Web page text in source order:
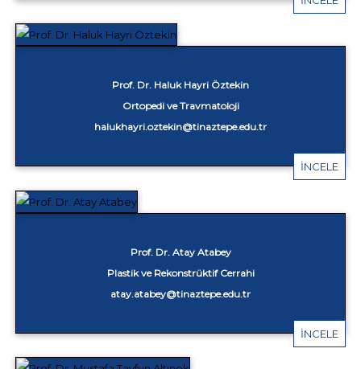
Prof. Dr. Haluk Hayri Öztekin
Ortopedi ve Travmatoloji
halukhayri.oztekin@tinaztepe.edu.tr
İNCELE
Prof. Dr. Atay Atabey
Plastik ve Rekonstrüktif Cerrahi
atay.atabey@tinaztepe.edu.tr
İNCELE